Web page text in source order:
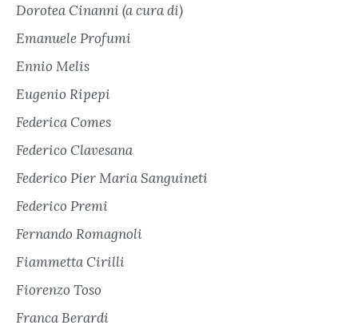
Dorotea Cinanni (a cura di)
Emanuele Profumi
Ennio Melis
Eugenio Ripepi
Federica Comes
Federico Clavesana
Federico Pier Maria Sanguineti
Federico Premi
Fernando Romagnoli
Fiammetta Cirilli
Fiorenzo Toso
Franca Berardi